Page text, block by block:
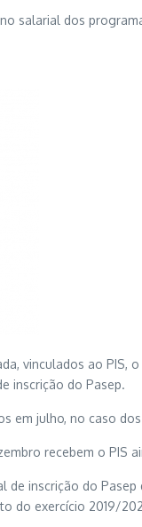
salarial dos
vinculados ao
inscrição do Pasep.
em julho, no caso
recebem o PIS
de inscrição do
do exercício 2019/